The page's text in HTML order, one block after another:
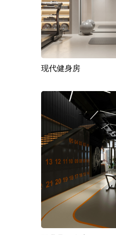
现代健身房